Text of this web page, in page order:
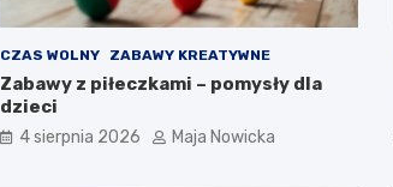
CZAS WOLNY ZABAWY KREATYWNE
Zabawy z piłeczkami – pomysły dla
dzieci
4 sierpnia 2026 Maja Nowicka